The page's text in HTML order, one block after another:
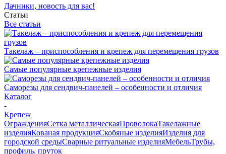
Дачники, новость для вас!
Статьи
Все статьи
Такелаж – приспособления и крепеж для перемещения грузов
Самые популярные крепежные изделия
Саморезы для сендвич-панелей – особенности и отличия
Каталог
-
Крепеж
ОгражденияСетка металлическаяПроволокаТакелажные
изделияКованая продукцияСкобяные изделияИзделия для
городской средыСварные ритуальные изделияМебельТрубы,
профиль, пруток